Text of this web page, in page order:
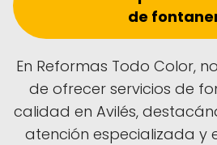
de
En Reformas Todo Color,
de ofrecer servicios de
calidad en Avilés,
atención especializada y